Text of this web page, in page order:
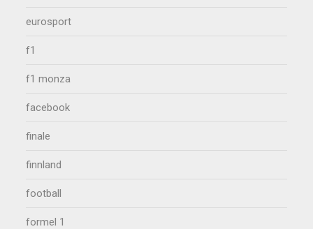
eurosport
f1
f1 monza
facebook
finale
finnland
football
formel 1